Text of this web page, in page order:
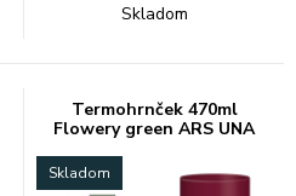
Skladom
Termohrnček 470ml
Flowery green ARS UNA
Skladom